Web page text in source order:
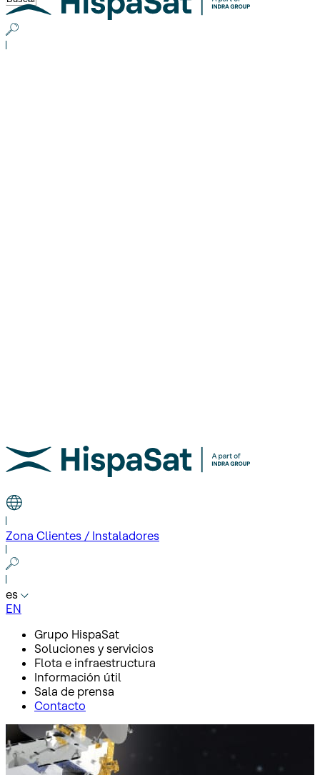
Zona Clientes / Instaladores
es
EN
Grupo HispaSat
Soluciones y servicios
Flota e infraestructura
Información útil
Sala de prensa
Contacto
Inicio Sala de prensa
Notas de prensa